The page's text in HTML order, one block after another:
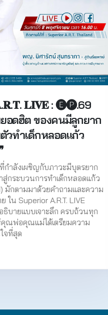
𝐀.𝐑.𝐓. 𝐋𝐈𝐕𝐄 : 🅔🅟.69
อดฮิต ของคนมีลูกยาก
วทำเด็กหลอดแก้ว
กำลังเผชิญกับภาวะมีบุตรยาก
สู่กระบวนการทำเด็กหลอดแก้ว
มักตามมาด้วยคำถามและความ
ใน Superior A.R.T. LIVE
ธิบายแบบเจาะลึก ครบถ้วนทุก
คุณพ่อคุณแม่ได้เตรียมความ
จที่สุด